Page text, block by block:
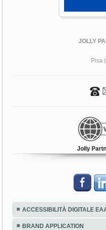
JOLLY
Pisa
Jolly
ACCESSIBILITÀ DIGITALE
BRAND APPLICATION